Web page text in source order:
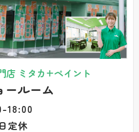
店 ミタカ+ペイント
ールーム
18:00
定休